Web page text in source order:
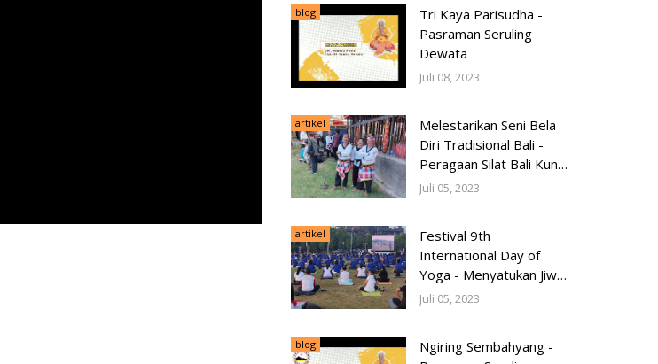
blog
Tri Kaya Parisudha -
Pasraman Seruling
Dewata
Juli 08, 2023
artikel
Melestarikan Seni Bela
Diri Tradisional Bali -
Peragaan Silat Bali Kuno
dan Olah Tenaga
Bali 2023
Juli 05, 2023
artikel
Festival 9th
International Day of
Yoga - Menyatukan Jiwa
dan Tubuh dalam
Juli 05, 2023
blog
Ngiring Sembahyang -